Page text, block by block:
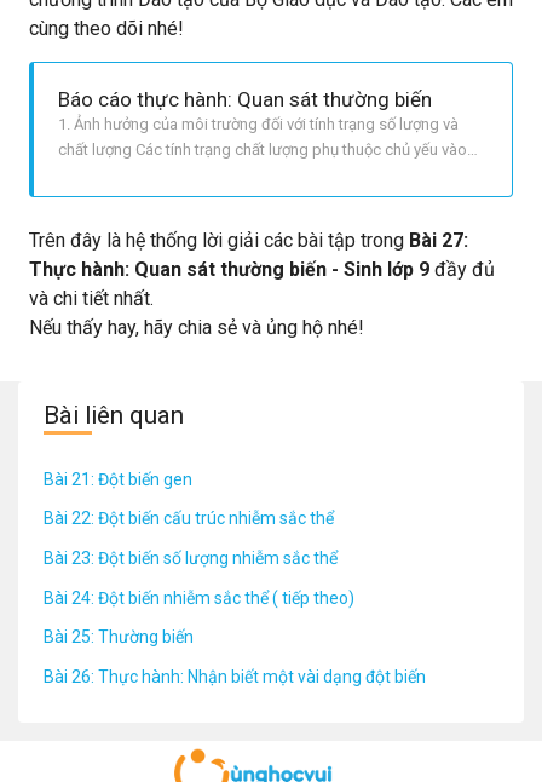
cùng theo dõi nhé!
Báo cáo thực hành: Quan sát thường biến
1. Ảnh hưởng của môi trường đối với tính trạng số lượng và
chất lượng Các tính trạng chất lượng phụ thuộc chủ yếu vào
nếp cẩm trồng ở miền núi hay đồng bằng đều cho hạt gạo bầu
tròn và màu đỏ. Tính trạng số lượng thường chịu ảnh hưởng
nhi
Trên đây là hệ thống lời giải các bài tập trong Bài 27:
Thực hành: Quan sát thường biến - Sinh lớp 9 đầy đủ
và chi tiết nhất.
Nếu thấy hay, hãy chia sẻ và ủng hộ nhé!
Bài liên quan
Bài 21: Đột biến gen
Bài 22: Đột biến cấu trúc nhiễm sắc thể
Bài 23: Đột biến số lượng nhiễm sắc thể
Bài 24: Đột biến nhiễm sắc thể ( tiếp theo)
Bài 25: Thường biến
Bài 26: Thực hành: Nhận biết một vài dạng đột biến